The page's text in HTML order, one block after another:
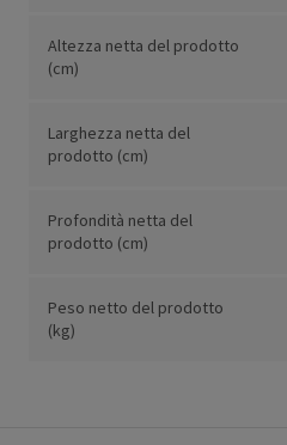
Altezza netta del prodotto
(cm)
Larghezza netta del
prodotto (cm)
Profondità netta del
prodotto (cm)
Peso netto del prodotto
(kg)